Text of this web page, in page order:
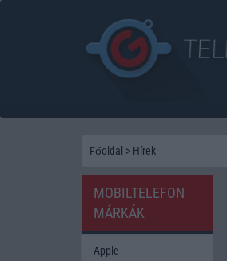
Főoldal > Hírek
MOBILTELEFON
MÁRKÁK
Apple